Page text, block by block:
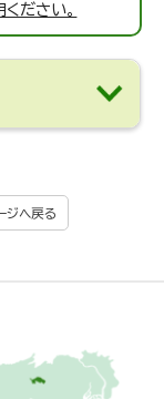
ださい。
ジへ戻る